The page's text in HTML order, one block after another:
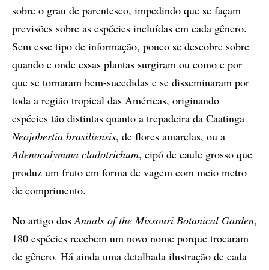
sobre o grau de parentesco, impedindo que se façam
previsões sobre as espécies incluídas em cada gênero.
Sem esse tipo de informação, pouco se descobre sobre
quando e onde essas plantas surgiram ou como e por
que se tornaram bem-sucedidas e se disseminaram por
toda a região tropical das Américas, originando
espécies tão distintas quanto a trepadeira da Caatinga
Neojobertia brasiliensis, de flores amarelas, ou a
Adenocalymma cladotrichum, cipó de caule grosso que
produz um fruto em forma de vagem com meio metro
de comprimento.
No artigo dosAnnals of the Missouri Botanical Garden,
180 espécies recebem um novo nome porque trocaram
de gênero. Há ainda uma detalhada ilustração de cada